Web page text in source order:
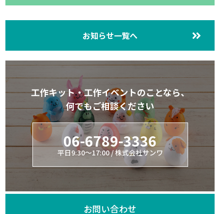
お知らせ一覧へ
工作キット・工作イベントのことなら、
何でもご相談ください
06-6789-3336
平日9:30～17:00 / 株式会社サンワ
お問い合わせ